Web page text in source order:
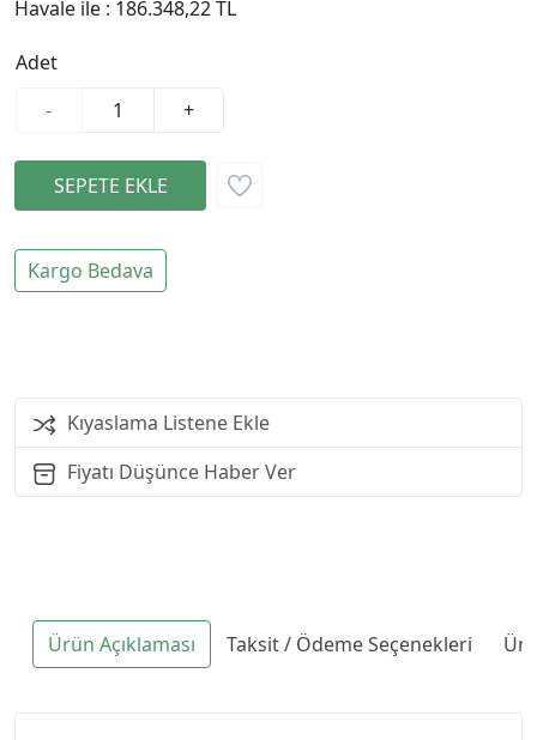
Havale ile : 186.348,22 TL
Adet
-
+
Kargo Bedava
Kıyaslama Listene Ekle
Fiyatı Düşünce Haber Ver
Ürün Açıklaması Taksit / Ödeme Seçenekleri